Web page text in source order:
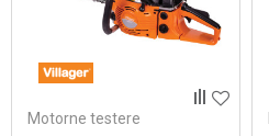
Motorne testere